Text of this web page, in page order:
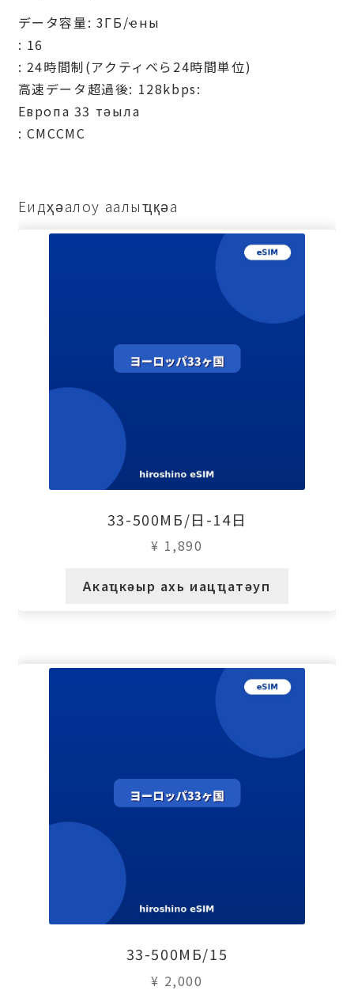
データ容量: 3ГБ/ҽны
: 16
: 24時間制(アクティベら24時間単位)
高速データ超過後: 128kbps:
Европа 33 тәыла
: СМССМС
Еидҳәалоу аалыҵқәа
33-500МБ/日-14日
¥ 1,890
Акаҵкәыр ахь иацҵатәуп
33-500МБ/15
¥ 2,000